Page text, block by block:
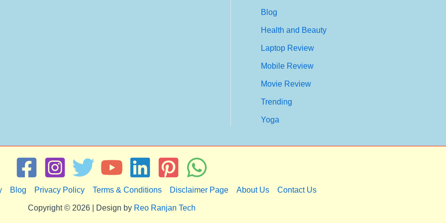
Blog
Health and Beauty
Laptop Review
Mobile Review
Movie Review
Trending
Yoga
Blog Privacy Policy Terms & Conditions Disclaimer Page About Us Contact Us
Copyright © 2026 | Design by Reo Ranjan Tech